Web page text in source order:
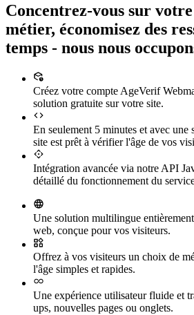
Concentrez-vous sur
métier, économisez des
temps - nous nous
Créez votre compte AgeVerif
solution gratuite sur votre site.
En seulement 5 minutes et avec une
site est prêt à vérifier l'âge de vos
Intégration avancée via notre API
détaillé du fonctionnement du
Une solution multilingue
web, conçue pour vos visiteurs.
Offrez à vos visiteurs un choix de
l'âge simples et rapides.
Une expérience utilisateur fluide et
ups, nouvelles pages ou onglets.